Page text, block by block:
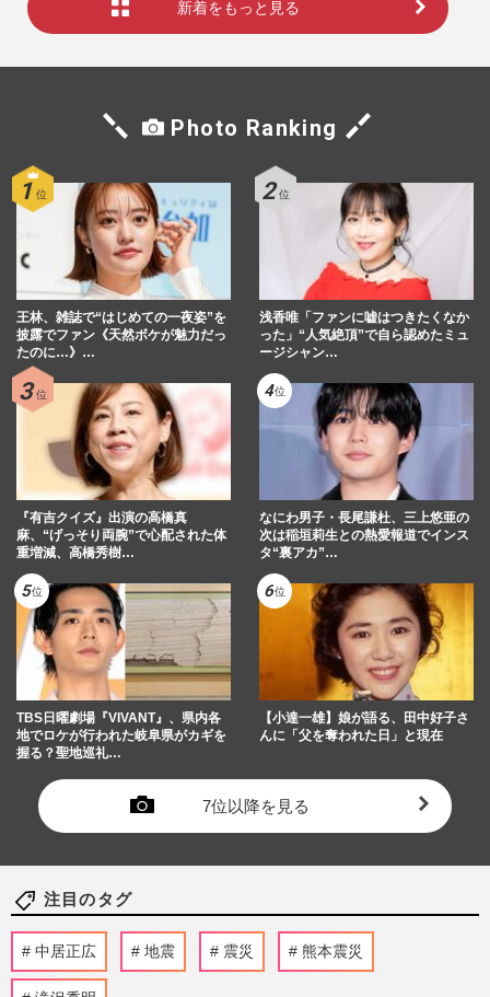
新着をもっと見る
Photo Ranking
王林、雑誌で“はじめての一夜姿”を
披露でファン《天然ボケが魅力だっ
たのに…》…
浅香唯「ファンに嘘はつきたくなか
った」“人気絶頂”で自ら認めたミュ
ージシャン…
『有吉クイズ』出演の高橋真
麻、“げっそり両腕”で心配された体
重増減、高橋秀樹…
なにわ男子・長尾謙杜、三上悠亜の
次は稲垣莉生との熱愛報道でインス
タ“裏アカ”…
TBS日曜劇場『VIVANT』、県内各
地でロケが行われた岐阜県がカギを
握る？聖地巡礼…
【小達一雄】娘が語る、田中好子さ
んに「父を奪われた日」と現在
7位以降を見る
注目のタグ
中居正広 地震 震災 熊本震災